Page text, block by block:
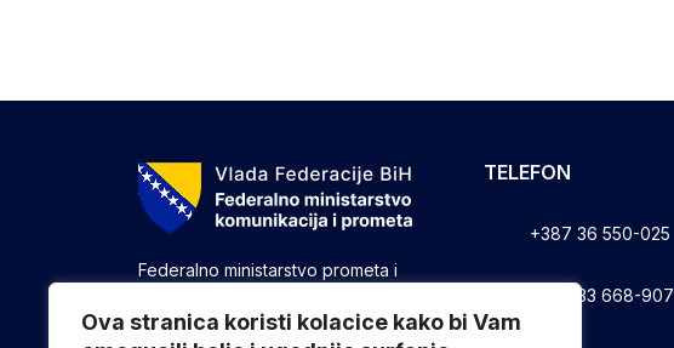
Ova stranica koristi kolacice kako bi Vam
Federalno ministarstvo prometa i
druge poslove utvrđene zakonom koji
se odnose na ostvarivanje nadležnosti
TELEFON
+387 36 550-025
+387 33 668-907